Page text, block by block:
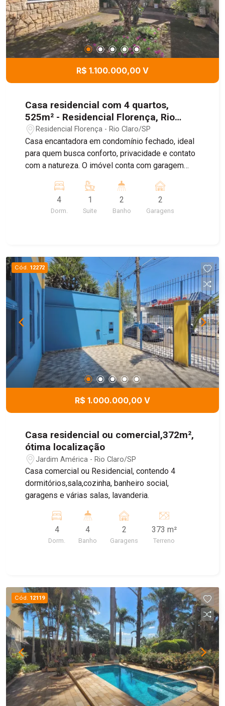
R$ 1.100.000,00 V
Casa residencial com 4 quartos,
525m² - Residencial Florença, Rio
Claro/SP
Residencial Florença - Rio Claro/SP
Casa encantadora em condomínio fechado, ideal
para quem busca conforto, privacidade e contato
com a natureza. O imóvel conta com garagem
bem distribuídos, incluindo uma acolhedora sala
de TV, sala de jantar integrada e uma cozinha
ampla, perfeita para o dia a dia e para receber a
destaca por uma agradável área gourmet com
churrasqueira, ideal para momentos de lazer e
confraternização, além de um quarto de despejo
que traz praticidade e organização. O quintal é um
verdadeiro diferencial, com horta, plantação de
milho e um pomar diversificado com maracujá,
jabuticaba, amora e figo, proporcionando um
ambiente tranquilo, verde e perfeito para quem
valoriza qualidade de vida e contato com a
natureza, tudo isso dentro da segurança de um
condomínio fechado.
4
Dorm.
1
Suite
2
Banho
2
Garagens
Cód. 12272
R$ 1.000.000,00 V
Casa residencial ou comercial,372m²,
ótima localização
Jardim América - Rio Claro/SP
Casa comercial ou Residencial, contendo 4
dormitórios,sala,cozinha, banheiro social,
garagens e várias salas, lavanderia.
4
Dorm.
4
Banho
2
Garagens
373 m²
Terreno
Cód. 12119